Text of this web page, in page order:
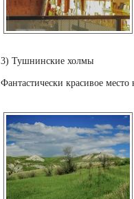
3) Тушнинские холмы
Фантастически красивое